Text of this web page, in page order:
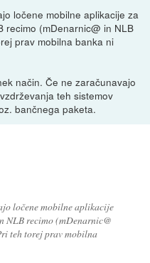
ločene mobilne aplikacije za
recimo (mDenarnic@ in NLB
prav mobilna banka ni
način. Če ne zaračunavajo
teh sistemov
bančnega paketa.
ločene mobilne aplikacije
NLB recimo (mDenarnic@
teh torej prav mobilna